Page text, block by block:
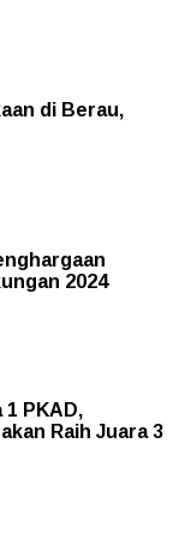
di Berau,
2024
1 PKAD,
Raih Juara 3